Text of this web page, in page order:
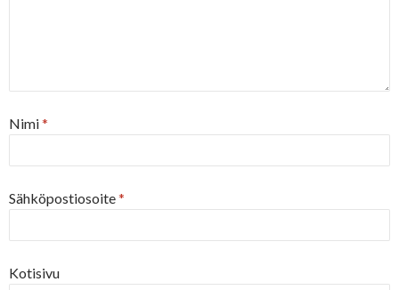
Nimi*
Sähköpostiosoite*
Kotisivu